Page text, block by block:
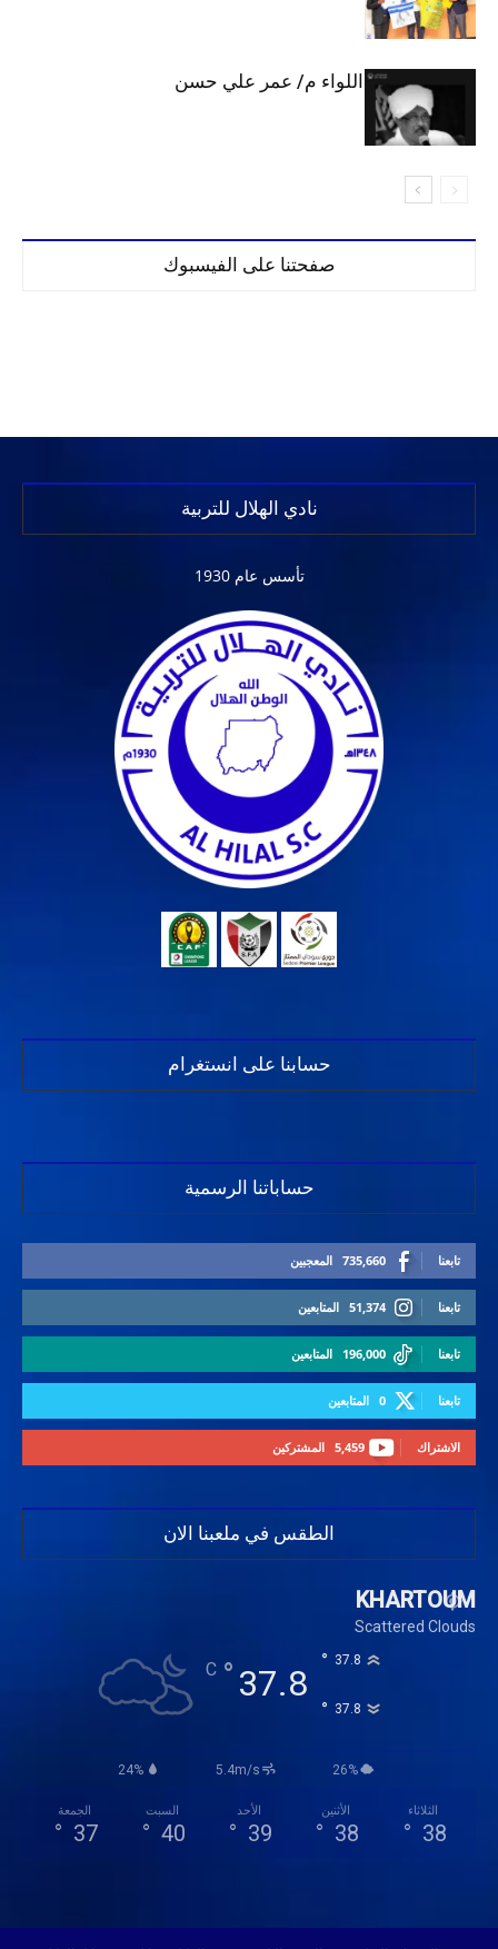
الهلال يحتسب اللواء م/ عمر علي حسن
صفحتنا على الفيسبوك
نادي الهلال للتربية
تأسس عام 1930
حسابنا على انستغرام
حساباتنا الرسمية
735,660 المعجبين تابعنا
51,374 المتابعين تابعنا
196,000 المتابعين تابعنا
0 المتابعين تابعنا
5,459 المشتركين الاشتراك
الطقس في ملعبنا الان
KHARTOUM
Scattered Clouds
37.8
°
C 37.8
°
37.8
°
24% 5.4m/s 26%
الجمعة
37
°
السبت
40
°
الأحد
39
°
الأثنين
38
°
الثلاثاء
38
°